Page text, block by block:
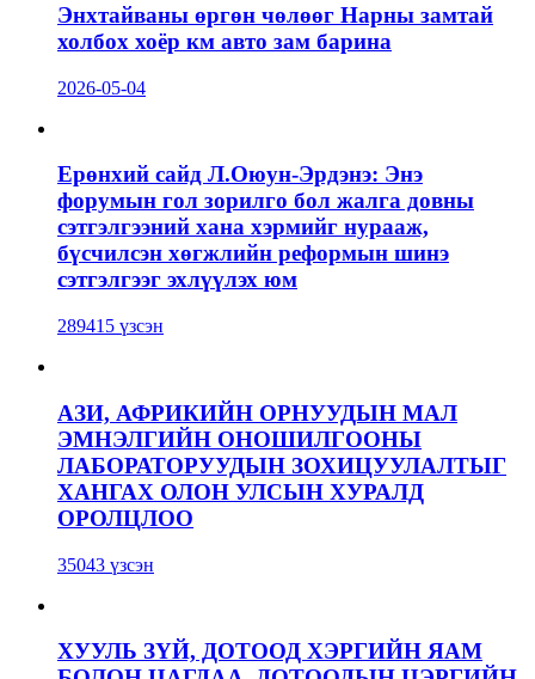
Энхтайваны өргөн чөлөөг Нарны замтай
холбох хоёр км авто зам барина
2026-05-04
Ерөнхий сайд Л.Оюун-Эрдэнэ: Энэ
форумын гол зорилго бол жалга довны
сэтгэлгээний хана хэрмийг нурааж,
бүсчилсэн хөгжлийн реформын шинэ
сэтгэлгээг эхлүүлэх юм
289415 үзсэн
АЗИ, АФРИКИЙН ОРНУУДЫН МАЛ
ЭМНЭЛГИЙН ОНОШИЛГООНЫ
ЛАБОРАТОРУУДЫН ЗОХИЦУУЛАЛТЫГ
ХАНГАХ ОЛОН УЛСЫН ХУРАЛД
ОРОЛЦЛОО
35043 үзсэн
ХУУЛЬ ЗҮЙ, ДОТООД ХЭРГИЙН ЯАМ